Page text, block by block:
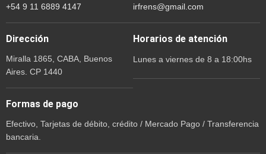
+54 9 11 6889 4147 irfrens@gmail.com
Dirección
Miralla 1865, CABA, Buenos
Aires. CP 1440
Horarios de atención
Lunes a viernes de 8 a 18:00hs
Formas de pago
Efectivo, Tarjetas de débito, crédito / Mercado Pago / Transferencia
bancaria.